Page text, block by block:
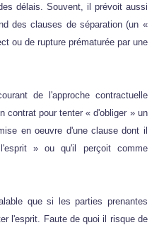
délais. Souvent, il prévoit aussi
des clauses de séparation (un «
ou de rupture prématurée par une
de l'approche contractuelle
contrat pour tenter « d'obliger » un
en oeuvre d'une clause dont il
» ou qu'il perçoit comme
que si les parties prenantes
l'esprit. Faute de quoi il risque de